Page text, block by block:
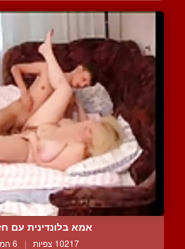
אמא בלונדינית עם
10217 צפיות | 6 המלצות